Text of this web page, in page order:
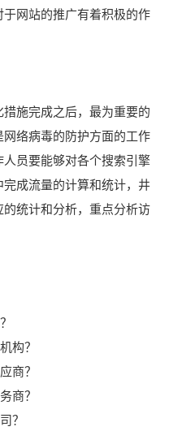
网站的推广有着积极的作
施完成之后，最为重要的
络病毒的防护方面的工作
员要能够对各个搜索引擎
成流量的计算和统计，井
统计和分析，重点分析访
构？
商？
商？
？